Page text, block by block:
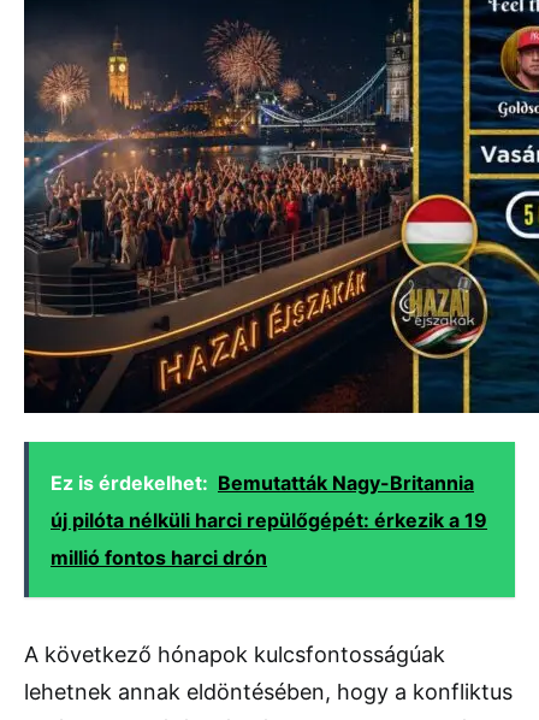
Ez is érdekelhet: Bemutatták Nagy-Britannia
új pilóta nélküli harci repülőgépét: érkezik a 19
millió fontos harci drón
A következő hónapok kulcsfontosságúak
lehetnek annak eldöntésében, hogy a konfliktus